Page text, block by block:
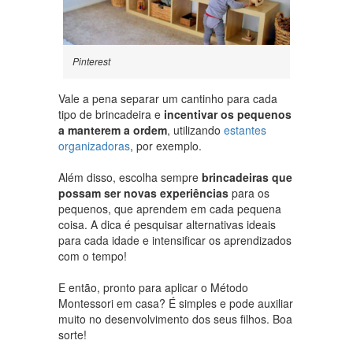
Pinterest
Vale a pena separar um cantinho para cada
tipo de brincadeira e incentivar os pequenos
a manterem a ordem, utilizando estantes
organizadoras, por exemplo.
Além disso, escolha sempre brincadeiras que
possam ser novas experiências para os
pequenos, que aprendem em cada pequena
coisa. A dica é pesquisar alternativas ideais
para cada idade e intensificar os aprendizados
com o tempo!
E então, pronto para aplicar o Método
Montessori em casa? É simples e pode auxiliar
muito no desenvolvimento dos seus filhos. Boa
sorte!